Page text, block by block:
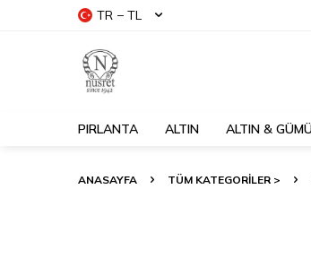
TR − TL
PIRLANTA ALTIN ALTIN &
ANASAYFA TÜM KATEGORİLER >